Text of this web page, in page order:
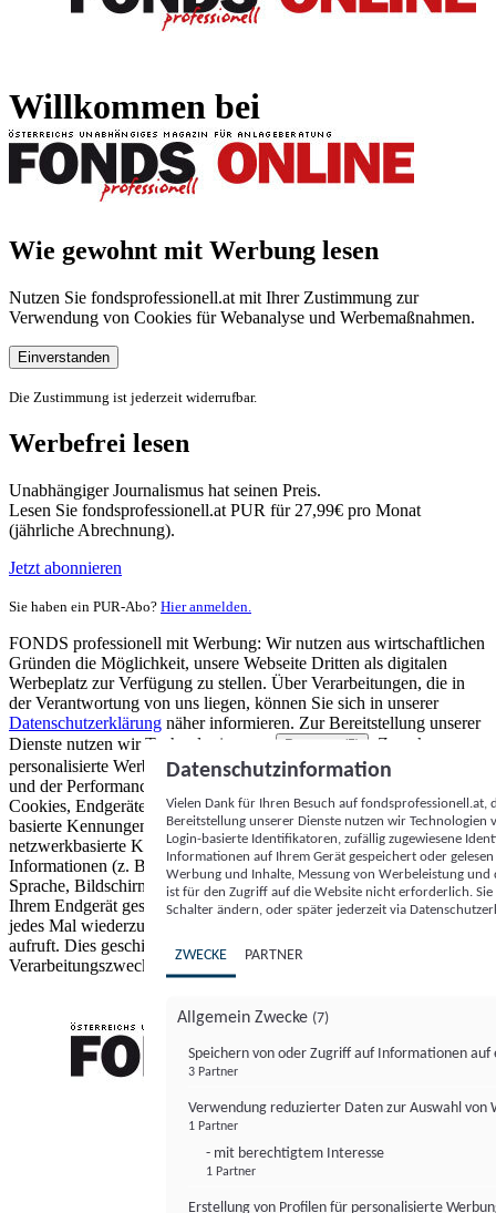
Willkommen bei
Wie gewohnt mit Werbung lesen
Nutzen Sie fondsprofessionell.at mit Ihrer Zustimmung zur
Verwendung von Cookies für Webanalyse und Werbemaßnahmen.
Einverstanden
Die Zustimmung ist jederzeit widerrufbar.
Werbefrei lesen
Unabhängiger Journalismus hat seinen Preis.
Lesen Sie fondsprofessionell.at PUR für 27,99€ pro Monat
(jährliche Abrechnung).
Jetzt abonnieren
Sie haben ein PUR-Abo? Hier anmelden.
FONDS professionell mit Werbung: Wir nutzen aus wirtschaftlichen
Gründen die Möglichkeit, unsere Webseite Dritten als digitalen
Werbeplatz zur Verfügung zu stellen. Über Verarbeitungen, die in
der Verantwortung von uns liegen, können Sie sich in unserer
Datenschutzerklärung näher informieren. Zur Bereitstellung unserer
Dienste nutzen wir Technologien von
Partnern (5)
. Zwecke:
personalisierte Werbung und Inhalte, Messung von Werbeleistung
und der Performance von Inhalten sowie Zielgruppenforschung.
Cookies, Endgeräte- oder ähnliche Online-Kennungen (z. B. login-
basierte Kennungen, zufällig generierte Kennungen,
netzwerkbasierte Kennungen) können zusammen mit anderen
Informationen (z. B. Browsertyp und Browserinformationen,
Sprache, Bildschirmgröße, unterstützte Technologien usw.) auf
Ihrem Endgerät gespeichert oder von dort ausgelesen werden, um es
jedes Mal wiederzuerkennen, wenn es eine App oder einer Webseite
aufruft. Dies geschieht für einen oder mehrere der hier aufgeführten
Verarbeitungszwecke.
Datenschutzinformation
Vielen Dank für Ihren Besuch auf
Bereitstellung unserer Dienste nutzen wir Technologien
Login-basierte Identifikatoren, zufällig zugewiesene
Informationen auf Ihrem Gerät gespeichert oder
Werbung und Inhalte, Messung von Werbeleistung
ist für den Zugriff auf die Website nicht erforderlich.
Schalter ändern, oder später jederzeit via
ZWECKE PARTNER
Allgemein Zwecke (7)
Speichern von oder Zugriff auf Informationen auf
3 Partner
Verwendung reduzierter Daten zur Auswahl von
1 Partner
- mit berechtigtem Interesse
1 Partner
Erstellung von Profilen für personalisierte
FONDS professionell